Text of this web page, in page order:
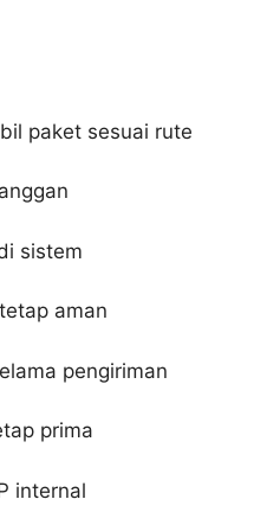
paket sesuai rute
sistem
aman
pengiriman
prima
internal